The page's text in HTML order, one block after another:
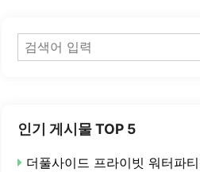
검
색
인기 게시물 TOP 5
더풀사이드 프라이빗 워터파